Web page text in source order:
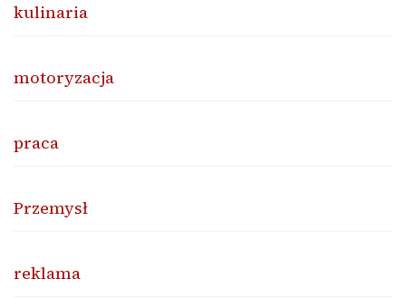
kulinaria
motoryzacja
praca
Przemysł
reklama